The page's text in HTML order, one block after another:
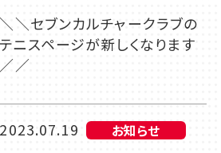
＼＼セブンカルチャークラブの
テニスページが新しくなります
／／
2023.07.19 お知らせ